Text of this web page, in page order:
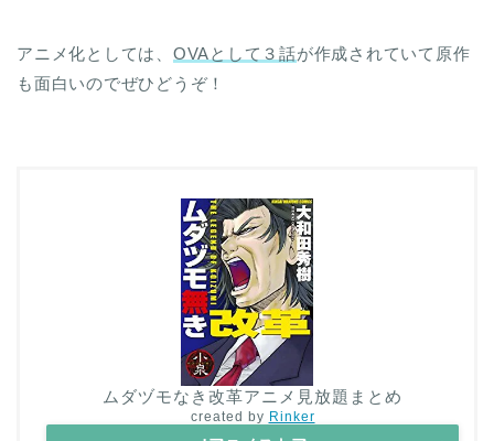
アニメ化としては、 OVAとして３話が作成されていて原作
も面白いのでぜひどうぞ！
ムダヅモなき改革アニメ見放題まとめ
created by Rinker